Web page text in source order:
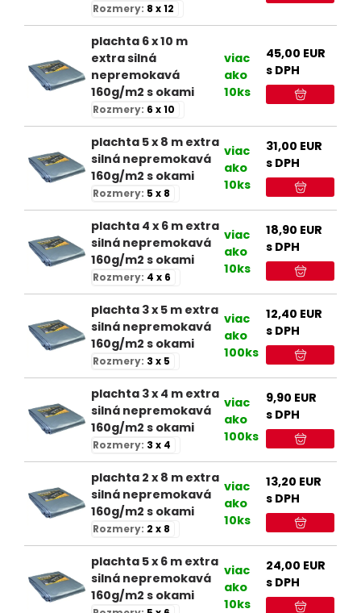
Rozmery: 8 x 12
plachta 6 x 10 m
extra silná
nepremokavá
160g/m2 s okami
Rozmery: 6 x 10
viac
ako
10ks
45,00 EUR
s DPH
plachta 5 x 8 m extra
silná nepremokavá
160g/m2 s okami
Rozmery: 5 x 8
viac
ako
10ks
31,00 EUR
s DPH
plachta 4 x 6 m extra
silná nepremokavá
160g/m2 s okami
Rozmery: 4 x 6
viac
ako
10ks
18,90 EUR
s DPH
plachta 3 x 5 m extra
silná nepremokavá
160g/m2 s okami
Rozmery: 3 x 5
viac
ako
100ks
12,40 EUR
s DPH
plachta 3 x 4 m extra
silná nepremokavá
160g/m2 s okami
Rozmery: 3 x 4
viac
ako
100ks
9,90 EUR
s DPH
plachta 2 x 8 m extra
silná nepremokavá
160g/m2 s okami
Rozmery: 2 x 8
viac
ako
10ks
13,20 EUR
s DPH
plachta 5 x 6 m extra
silná nepremokavá
160g/m2 s okami
viac
ako
10ks
24,00 EUR
s DPH